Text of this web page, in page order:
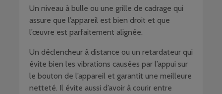
Un niveau à bulle ou une grille de cadrage qui
assure que l’appareil est bien droit et que
l’œuvre est parfaitement alignée.
Un déclencheur à distance ou un retardateur qui
évite bien les vibrations causées par l’appui sur
le bouton de l’appareil et garantit une meilleure
netteté. Il évite aussi d’avoir à courir entre